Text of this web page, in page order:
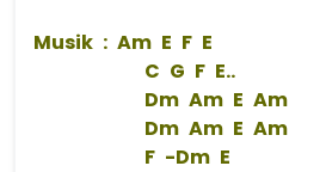
Musik : Am E F E
C G F E..
Dm Am E Am
Dm Am E Am
F -Dm E